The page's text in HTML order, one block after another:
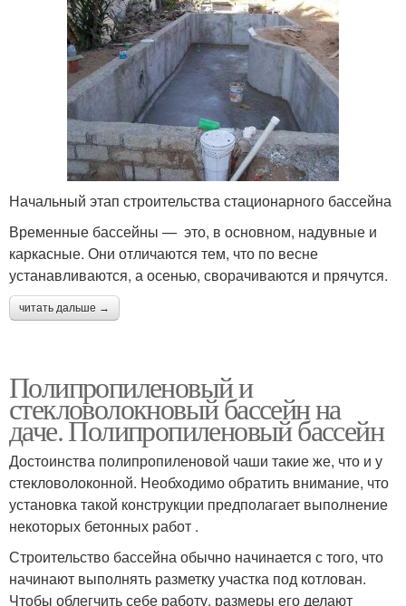
Начальный этап строительства стационарного бассейна
Временные бассейны — это, в основном, надувные и
каркасные. Они отличаются тем, что по весне
устанавливаются, а осенью, сворачиваются и прячутся.
читать дальше →
Полипропиленовый и
стекловолокновый бассейн на
даче. Полипропиленовый бассейн
Достоинства полипропиленовой чаши такие же, что и у
стекловолоконной. Необходимо обратить внимание, что
установка такой конструкции предполагает выполнение
некоторых бетонных работ .
Строительство бассейна обычно начинается с того, что
начинают выполнять разметку участка под котлован.
Чтобы облегчить себе работу, размеры его делают